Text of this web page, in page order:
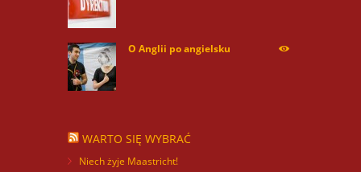
O Anglii po angielsku
WARTO SIĘ WYBRAĆ
Niech żyje Maastricht!